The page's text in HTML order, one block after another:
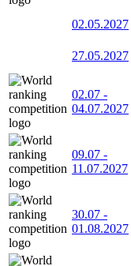
02.05.2027
27.05.2027
02.07 -
04.07.2027
09.07 -
11.07.2027
30.07 -
01.08.2027